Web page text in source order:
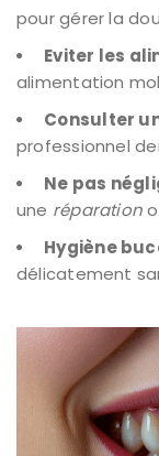
pour gérer la
Eviter les
alimentation
Consulter
professionnel
Ne pas
une réparation
Hygiène
délicatement